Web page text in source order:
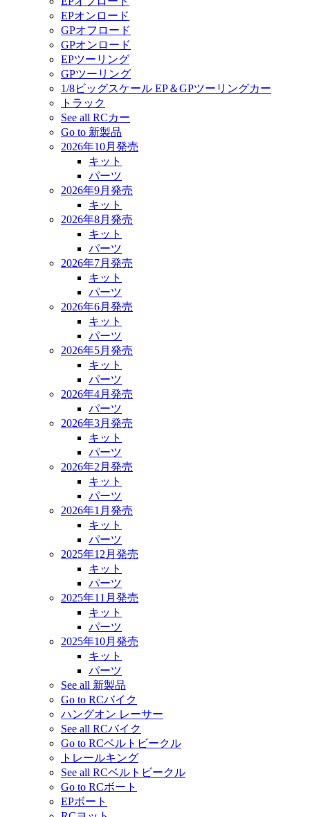
EPオンロード
GPオフロード
GPオンロード
EPツーリング
GPツーリング
1/8ビッグスケール EP＆GPツーリングカー
トラック
See all RCカー
Go to 新製品
2026年10月発売
キット
パーツ
2026年9月発売
キット
2026年8月発売
キット
パーツ
2026年7月発売
キット
パーツ
2026年6月発売
キット
パーツ
2026年5月発売
キット
パーツ
2026年4月発売
パーツ
2026年3月発売
キット
パーツ
2026年2月発売
キット
パーツ
2026年1月発売
キット
パーツ
2025年12月発売
キット
パーツ
2025年11月発売
キット
パーツ
2025年10月発売
キット
パーツ
See all 新製品
Go to RCバイク
ハングオン レーサー
See all RCバイク
Go to RCベルトビークル
トレールキング
See all RCベルトビークル
Go to RCボート
EPボート